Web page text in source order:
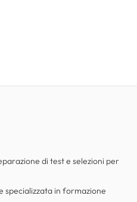
di test e selezioni per
specializzata in formazione